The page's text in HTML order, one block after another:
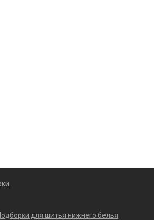
для шитья нижнего белья